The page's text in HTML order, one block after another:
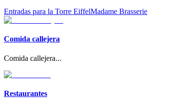
Entradas para la Torre EiffelMadame Brasserie
Comida callejera
Comida callejera...
Restaurantes